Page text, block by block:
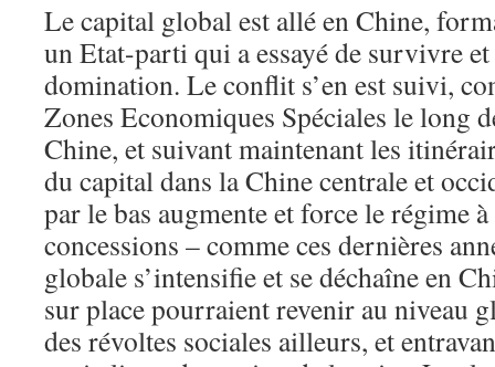
Le capital global est allé en Chine,
un Etat-parti qui a essayé de survivre et
domination. Le conflit s’en est suivi,
Zones Economiques Spéciales le long
Chine, et suivant maintenant les
du capital dans la Chine centrale et
par le bas augmente et force le régime
concessions – comme ces dernières
globale s’intensifie et se déchaîne en
sur place pourraient revenir au niveau
des révoltes sociales ailleurs, et